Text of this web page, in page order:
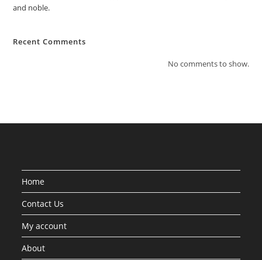
and noble.
Recent Comments
No comments to show.
Home
Contact Us
My account
About